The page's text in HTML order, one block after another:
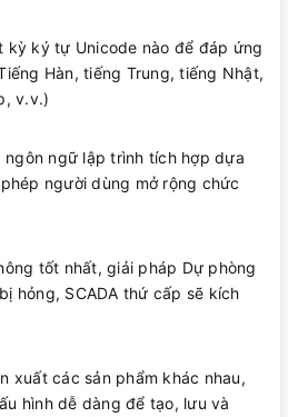
kỳ ký tự Unicode nào để đáp ứng
Hàn, tiếng Trung, tiếng Nhật,
v.v.)
ngữ lập trình tích hợp dựa
người dùng mở rộng chức
tốt nhất, giải pháp Dự phòng
hỏng, SCADA thứ cấp sẽ kích
xuất các sản phẩm khác nhau,
hình dễ dàng để tạo, lưu và